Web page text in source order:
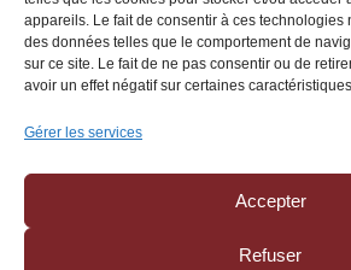
appareils. Le fait de consentir à ces technologies
des données telles que le comportement de
sur ce site. Le fait de ne pas consentir ou de
avoir un effet négatif sur certaines
Gérer les services
Accepter
Refuser
Recrutement, embauche et
Litiges et ruptures du contrat de
Politique de confidentialité–